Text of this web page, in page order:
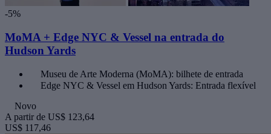
-5%
MoMA + Edge NYC & Vessel na entrada do
Hudson Yards
Museu de Arte Moderna (MoMA): bilhete de entrada
Edge NYC & Vessel em Hudson Yards: Entrada flexível
Novo
A partir de US$ 123,64
US$ 117,46